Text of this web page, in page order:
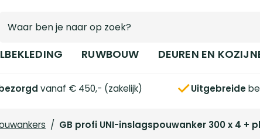
RUWBOUW DEUREN EN
vanaf € 450,- (zakelijk) Uitgebreide
/ GB profi UNI-inslagspouwanker 300 x 4 +